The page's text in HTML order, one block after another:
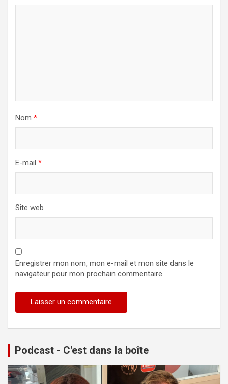
Nom *
E-mail *
Site web
Enregistrer mon nom, mon e-mail et mon site dans le
navigateur pour mon prochain commentaire.
Podcast - C'est dans la boîte